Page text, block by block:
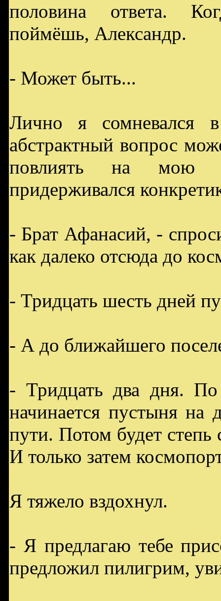
половина ответа.
поймёшь, Александр.
- Может быть...
Лично я сомневался
абстрактный вопрос
повлиять на мою
придерживался
- Брат Афанасий, -
как далеко отсюда до
- Тридцать шесть дней
- А до ближайшего
- Тридцать два дня. По
начинается пустыня на
пути. Потом будет
И только затем
Я тяжело вздохнул.
- Я предлагаю тебе
предложил пилигрим,